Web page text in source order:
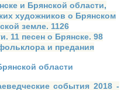
и Брянской области,
художников о Брянском
земле. 1126
11 песен о Брянске. 98
и предания
области
события 2018 -